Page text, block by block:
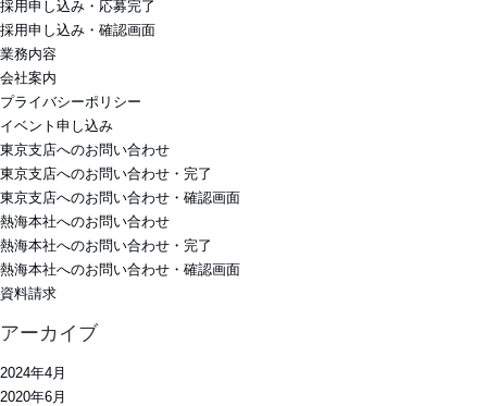
採用申し込み・応募完了
採用申し込み・確認画面
業務内容
会社案内
プライバシーポリシー
イベント申し込み
東京支店へのお問い合わせ
東京支店へのお問い合わせ・完了
東京支店へのお問い合わせ・確認画面
熱海本社へのお問い合わせ
熱海本社へのお問い合わせ・完了
熱海本社へのお問い合わせ・確認画面
資料請求
アーカイブ
2024年4月
2020年6月